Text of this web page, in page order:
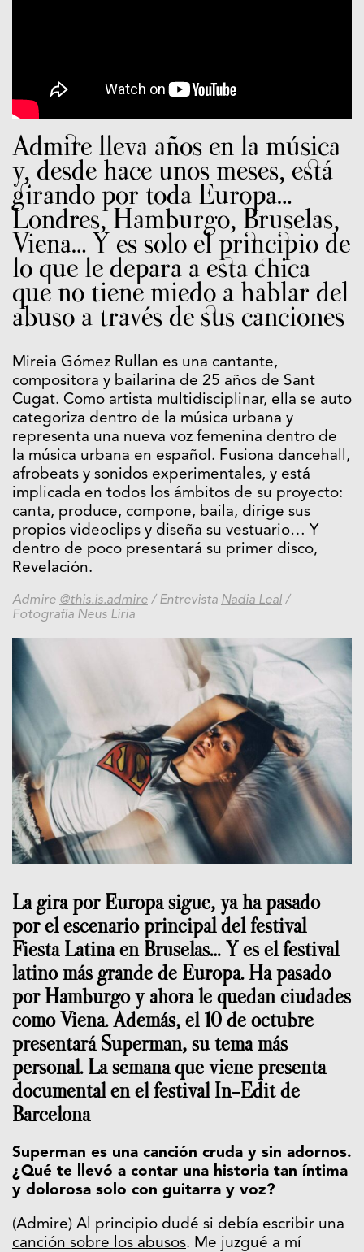
Admire lleva años en la música
y, desde hace unos meses, está
girando por toda Europa…
Londres, Hamburgo, Bruselas,
Viena… Y es solo el principio de
lo que le depara a esta chica
que no tiene miedo a hablar del
abuso a través de sus canciones
Mireia Gómez Rullan es una cantante,
compositora y bailarina de 25 años de Sant
Cugat. Como artista multidisciplinar, ella se auto
categoriza dentro de la música urbana y
representa una nueva voz femenina dentro de
la música urbana en español. Fusiona dancehall,
afrobeats y sonidos experimentales, y está
implicada en todos los ámbitos de su proyecto:
canta, produce, compone, baila, dirige sus
propios videoclips y diseña su vestuario… Y
dentro de poco presentará su primer disco,
Revelación.
Admire @this.is.admire / Entrevista Nadia Leal /
Fotografía Neus Liria
La gira por Europa sigue, ya ha pasado
por el escenario principal del festival
Fiesta Latina en Bruselas… Y es el festival
latino más grande de Europa. Ha pasado
por Hamburgo y ahora le quedan ciudades
como Viena. Además, el 10 de octubre
presentará Superman, su tema más
personal. La semana que viene presenta
documental en el festival In-Edit de
Barcelona
Superman es una canción cruda y sin adornos.
¿Qué te llevó a contar una historia tan íntima
y dolorosa solo con guitarra y voz?
(Admire) Al principio dudé si debía escribir una
canción sobre los abusos. Me juzgué a mí